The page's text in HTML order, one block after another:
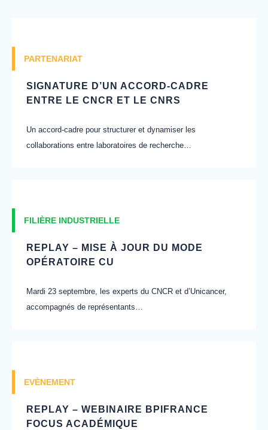
PARTENARIAT
SIGNATURE D’UN ACCORD-CADRE
ENTRE LE CNCR ET LE CNRS
Un accord-cadre pour structurer et dynamiser les
collaborations entre laboratoires de recherche…
FILIÈRE INDUSTRIELLE
REPLAY – MISE À JOUR DU MODE
OPÉRATOIRE CU
Mardi 23 septembre, les experts du CNCR et d’Unicancer,
accompagnés de représentants…
EVÈNEMENT
REPLAY – WEBINAIRE BPIFRANCE
FOCUS ACADÉMIQUE